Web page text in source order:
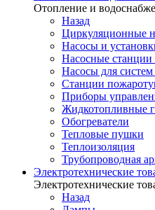
Отопление и
Назад
Циркуляционные
Насосы и
Насосные станции
Насосы для
Станции
Приборы
Жидкотопливные
Обогреватели
Тепловые пушки
Теплоизоляция
Трубопроводная
Электротехнические
Электротехнические
Назад